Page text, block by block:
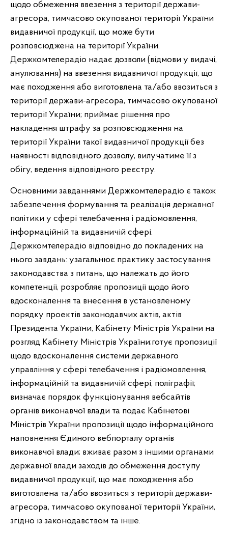
щодо обмеження ввезення з території держави-
агресора, тимчасово окупованої території України
видавничої продукції, що може бути
розповсюджена на території України.
Держкомтелерадіо надає дозволи (відмови у видачі,
анулювання) на ввезення видавничої продукції, що
має походження або виготовлена та/або ввозиться з
території держави-агресора, тимчасово окупованої
території України; приймає рішення про
накладення штрафу за розповсюдження на
території України такої видавничої продукції без
наявності відповідного дозволу, вилучатиме її з
обігу, ведення відповідного реєстру.
Основними завданнями Держкомтелерадіо є також
забезпечення формування та реалізація державної
політики у сфері телебачення і радіомовлення,
інформаційній та видавничій сфері.
Держкомтелерадіо відповідно до покладених на
нього завдань: узагальнює практику застосування
законодавства з питань, що належать до його
компетенції, розробляє пропозиції щодо його
вдосконалення та внесення в установленому
порядку проектів законодавчих актів, актів
Президента України, Кабінету Міністрів України на
розгляд Кабінету Міністрів України;готує пропозиції
щодо вдосконалення системи державного
управління у сфері телебачення і радіомовлення,
інформаційній та видавничій сфері, поліграфії;
визначає порядок функціонування вебсайтів
органів виконавчої влади та подає Кабінетові
Міністрів України пропозиції щодо інформаційного
наповнення Єдиного вебпорталу органів
виконавчої влади; вживає разом з іншими органами
державної влади заходів до обмеження доступу
видавничої продукції, що має походження або
виготовлена та/або ввозиться з території держави-
агресора, тимчасово окупованої території України,
згідно із законодавством та інше.